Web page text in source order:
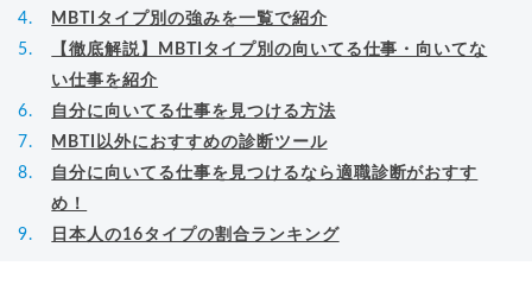
MBTIタイプ別の強みを一覧で紹介
【徹底解説】MBTIタイプ別の向いてる仕事・向いてな
い仕事を紹介
自分に向いてる仕事を見つける方法
MBTI以外におすすめの診断ツール
自分に向いてる仕事を見つけるなら適職診断がおすす
め！
日本人の16タイプの割合ランキング